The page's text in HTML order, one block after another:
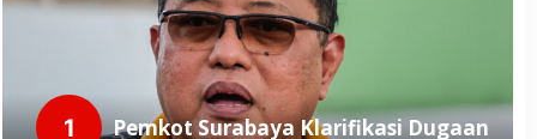
1 Pemkot Surabaya Klarifikasi Dugaan